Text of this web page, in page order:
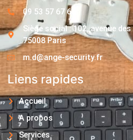
09 53 57 67 63
Siège social : 102, avenue
75008 Paris
m.d@ange-security.fr
Liens rapides
Accueil
A propos
Services